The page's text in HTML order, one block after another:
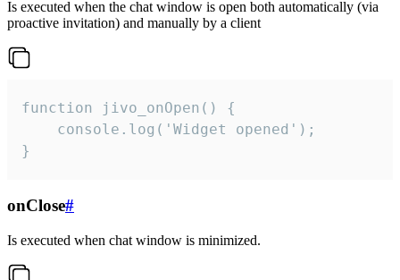
Is executed when the chat window is open both automatically (via
proactive invitation) and manually by a client
function jivo_onOpen() {
    console.log('Widget opened');
}
onClose#
Is executed when chat window is minimized.